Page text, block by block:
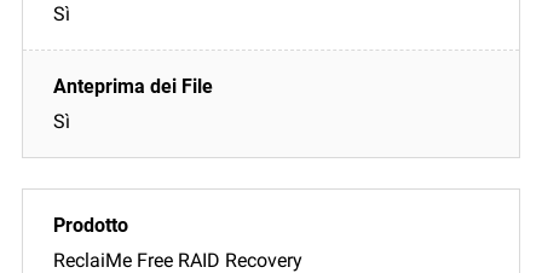
Sì
Sì
ReclaiMe Free RAID Recovery